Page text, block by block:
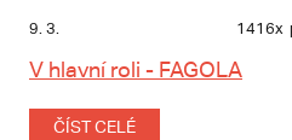
9. 3. 1416x
V hlavní roli - FAGOLA
ČÍST CELÉ